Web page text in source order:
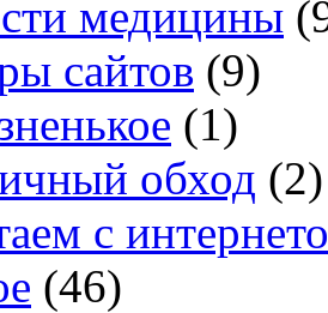
медицины
сайтов (9)
(1)
обход (2)
с
(46)